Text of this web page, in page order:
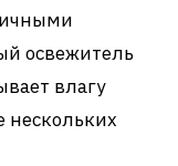
освежитель
влагу
нескольких